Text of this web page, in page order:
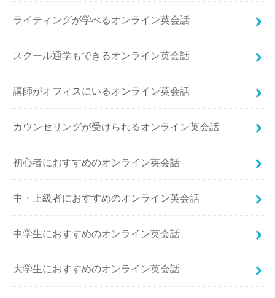
ライティングが学べるオンライン英会話
スクール通学もできるオンライン英会話
講師がオフィスにいるオンライン英会話
カウンセリングが受けられるオンライン英会話
初心者におすすめのオンライン英会話
中・上級者におすすめのオンライン英会話
中学生におすすめのオンライン英会話
大学生におすすめのオンライン英会話